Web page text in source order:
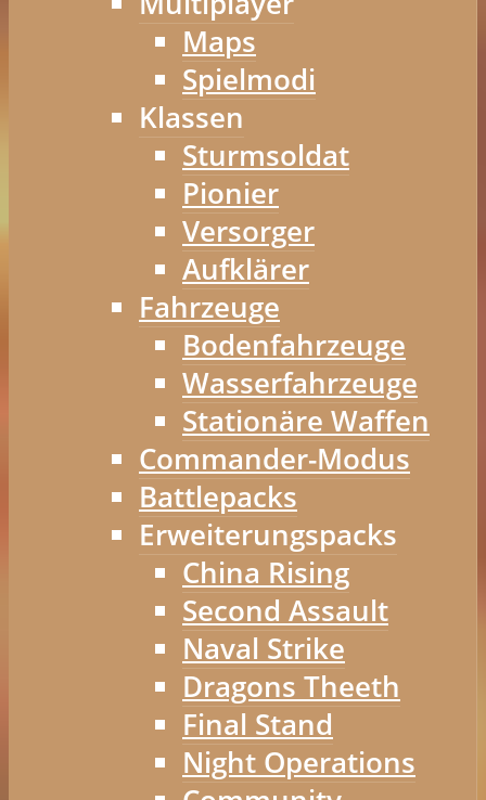
Maps
Spielmodi
Klassen
Sturmsoldat
Pionier
Versorger
Aufklärer
Fahrzeuge
Bodenfahrzeuge
Wasserfahrzeuge
Stationäre Waffen
Commander-Modus
Battlepacks
Erweiterungspacks
China Rising
Second Assault
Naval Strike
Dragons Theeth
Final Stand
Night Operations